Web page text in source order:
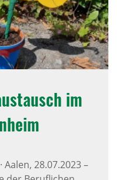
im
Aalen, 28.07.2023–